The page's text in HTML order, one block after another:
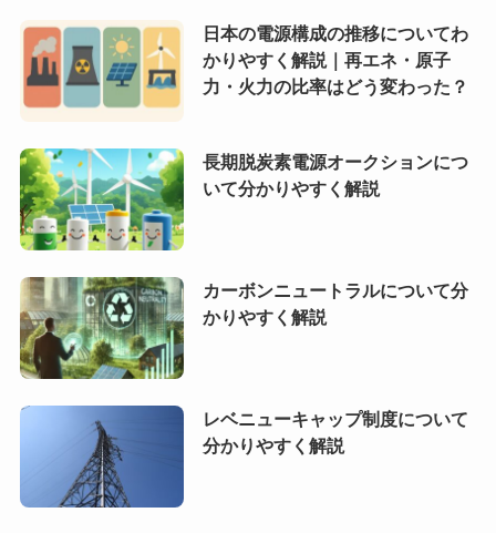
日本の電源構成の推移についてわ
かりやすく解説｜再エネ・原子
力・火力の比率はどう変わった？
長期脱炭素電源オークションにつ
いて分かりやすく解説
カーボンニュートラルについて分
かりやすく解説
レベニューキャップ制度について
分かりやすく解説